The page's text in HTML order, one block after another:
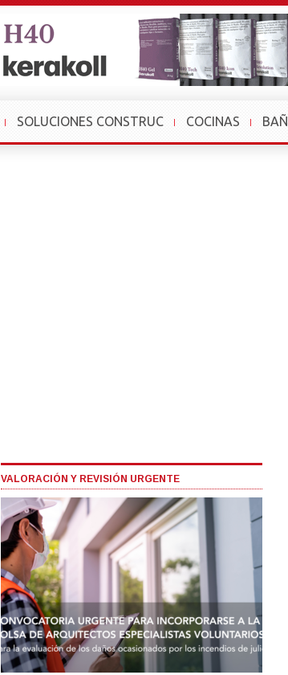
SOLUCIONES CONSTRUC COCINAS
VALORACIÓN Y REVISIÓN URGENTE